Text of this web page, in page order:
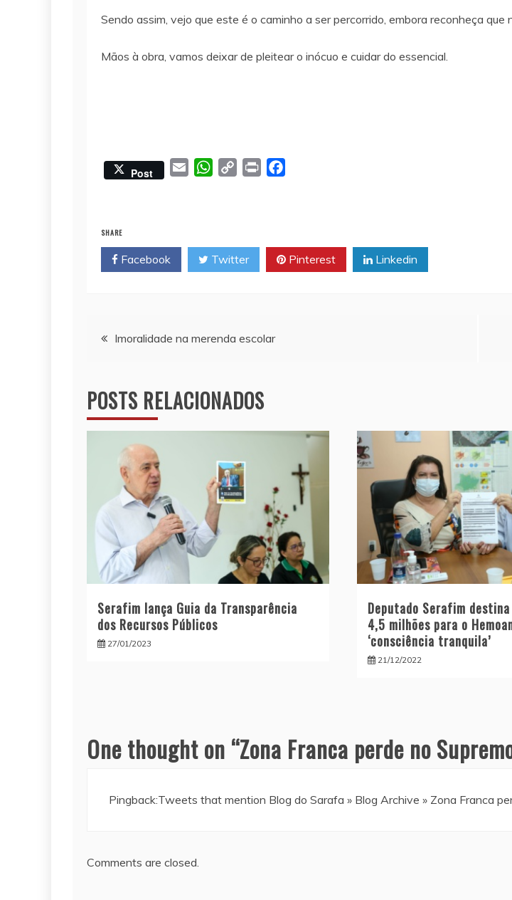
Sendo assim, vejo que este é o caminho a ser percorrido, embora reconheça que
Mãos à obra, vamos deixar de pleitear o inócuo e cuidar do essencial.
Post
W
A
i
o
SHARE
Facebook Twitter Pinterest Linkedin
Navegação
Post
Imoralidade na merenda escolar
POSTS RELACIONADOS
Serafim lança Guia da Transparência
dos Recursos Públicos
27/01/2023
Deputado Serafim destina
4,5 milhões para o
‘consciência tranquila’
21/12/2022
One thought on “Zona Franca perde no
Pingback:Tweets that mention Blog do Sarafa » Blog Archive » Zona Franca
Comments are closed.